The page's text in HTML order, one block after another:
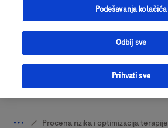
Podešavanja kolačića
Odbij sve
Prihvati sve